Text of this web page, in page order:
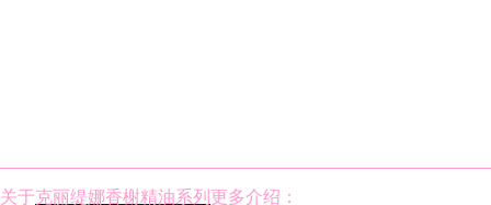
关于克丽缇娜香榭精油系列 更多介绍：